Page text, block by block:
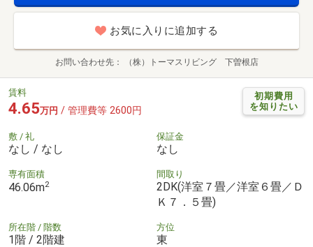
お気に入りに追加する
お問い合わせ先 （株）トーマスリビング 下曽根店
初期費用
を知りたい
賃料
4.65万円 / 管理費等 2600円
敷 / 礼
なし / なし
保証金
なし
専有面積
46.06m2
間取り
2DK(洋室７畳／洋室６畳／Ｄ
Ｋ７．５畳)
所在階 / 階数
1階 / 2階建
方位
東